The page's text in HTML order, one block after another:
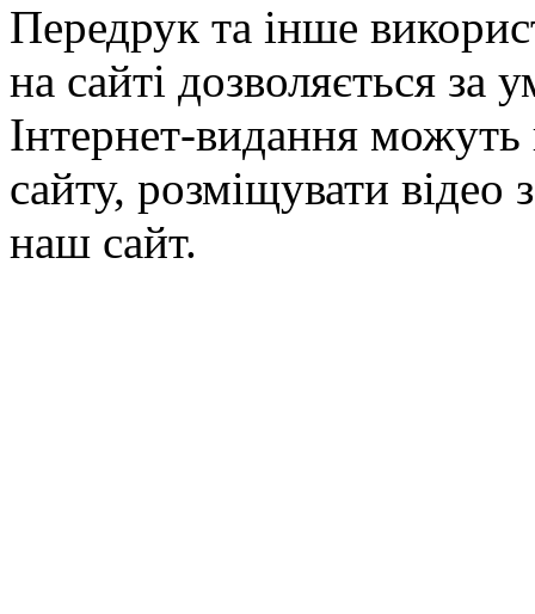
Передрук та інше
на сайті дозволяється
Інтернет-видання можуть
сайту, розміщувати відео
наш сайт.